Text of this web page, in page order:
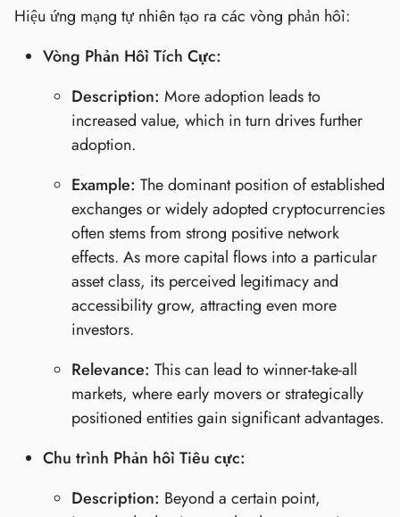
Hiệu ứng mạng tự nhiên tạo ra các vòng phản hồi:
Vòng Phản Hồi Tích Cực:
Description: More adoption leads to
increased value, which in turn drives further
adoption.
Example: The dominant position of established
exchanges or widely adopted cryptocurrencies
often stems from strong positive network
effects. As more capital flows into a particular
asset class, its perceived legitimacy and
accessibility grow, attracting even more
investors.
Relevance: This can lead to winner-take-all
markets, where early movers or strategically
positioned entities gain significant advantages.
Chu trình Phản hồi Tiêu cực:
Description: Beyond a certain point,